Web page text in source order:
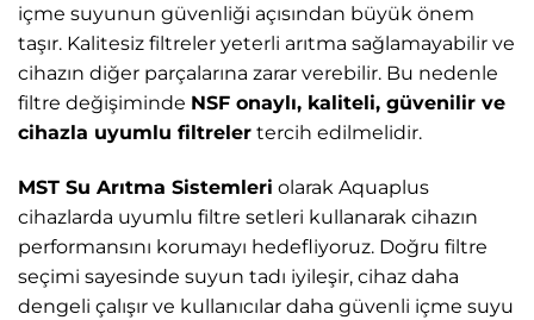
içme suyunun güvenliği açısından büyük önem
taşır. Kalitesiz filtreler yeterli arıtma sağlamayabilir ve
cihazın diğer parçalarına zarar verebilir. Bu nedenle
filtre değişiminde NSF onaylı, kaliteli, güvenilir ve
cihazla uyumlu filtreler tercih edilmelidir.
MST Su Arıtma Sistemleri olarak Aquaplus
cihazlarda uyumlu filtre setleri kullanarak cihazın
performansını korumayı hedefliyoruz. Doğru filtre
seçimi sayesinde suyun tadı iyileşir, cihaz daha
dengeli çalışır ve kullanıcılar daha güvenli içme suyu